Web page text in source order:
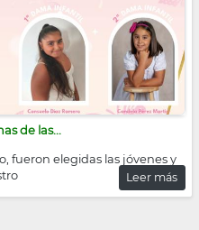
de las...
fueron elegidas las jóvenes y
Leer más